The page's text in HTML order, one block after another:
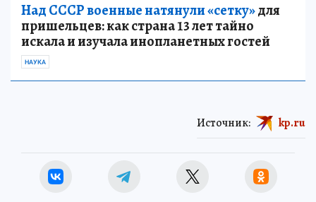
Над СССР военные натянули «сетку»для
пришельцев: как страна 13 лет тайно
искала и изучала инопланетных гостей
НАУКА
Источник: kp.ru